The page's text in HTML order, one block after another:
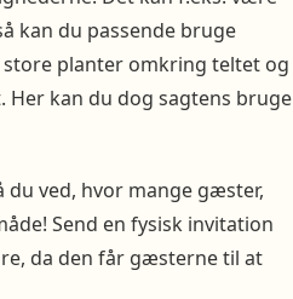
kan du passende bruge
store planter omkring teltet og
kan du dog sagtens bruge
ved, hvor mange gæster,
Send en fysisk invitation
da den får gæsterne til at